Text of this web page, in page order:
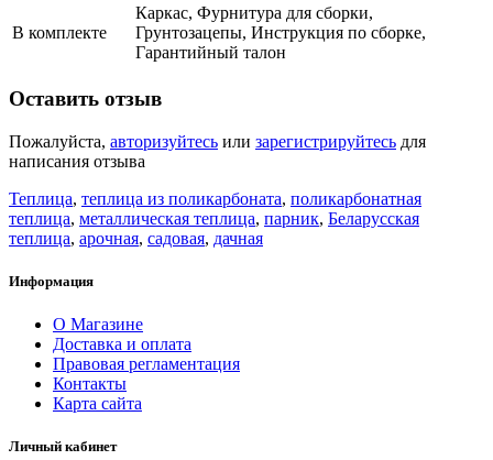
В комплекте
Каркас, Фурнитура для сборки,
Грунтозацепы, Инструкция по сборке,
Гарантийный талон
Оставить отзыв
Пожалуйста, авторизуйтесь или зарегистрируйтесь для
написания отзыва
Теплица, теплица из поликарбоната, поликарбонатная
теплица, металлическая теплица, парник, Беларусская
теплица, арочная, садовая, дачная
Информация
О Магазине
Доставка и оплата
Правовая регламентация
Контакты
Карта сайта
Личный кабинет